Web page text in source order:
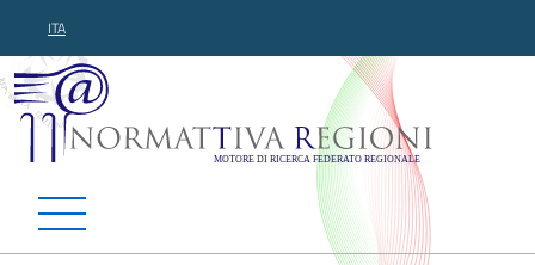
ITA
Normattiva Regioni -